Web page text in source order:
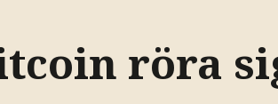
röra